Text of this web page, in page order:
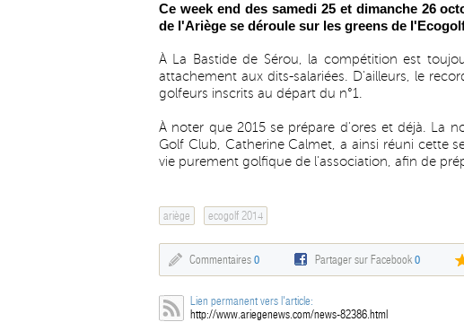
Ce week end des samedi 25 et dimanche 26
de l'Ariège se déroule sur les greens de
À La Bastide de Sérou, la compétition est
attachement aux dits-salariées. D'ailleurs, le
golfeurs inscrits au départ du n°1.
À noter que 2015 se prépare d'ores et déjà. La
Golf Club, Catherine Calmet, a ainsi réuni cette
vie purement golfique de l'association, afin de
ariège ecogolf 2014
Commentaires 0 Partager sur Facebook0
Lien permanent vers l'article:
http://www.ariegenews.com/news-82386.html